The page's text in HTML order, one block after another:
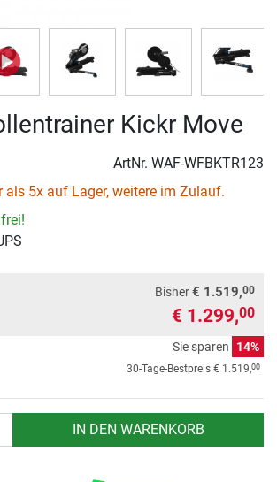
Kickr Move
ArtNr. WAF-WFBKTR123
als 5x auf Lager, weitere im Zulauf.
Bisher€ 1.519,00
€ 1.299,00
Sie sparen 14%
30-Tage-Bestpreis € 1.519,00
IN DEN WARENKORB